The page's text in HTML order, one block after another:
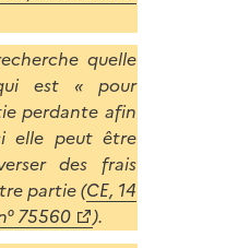
quelle
est « pour
perdante afin
elle peut être
des frais
partie (CE, 14
75560
).